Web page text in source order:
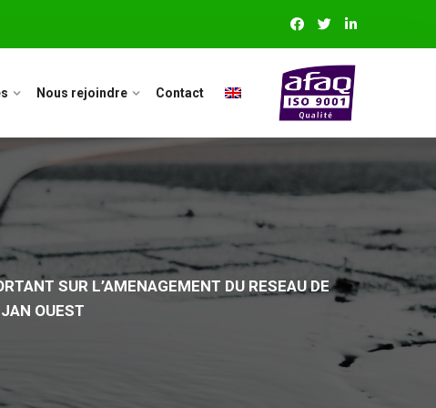
Nous rejoindre Contact
SUR L’AMENAGEMENT DU RESEAU DE
OUEST